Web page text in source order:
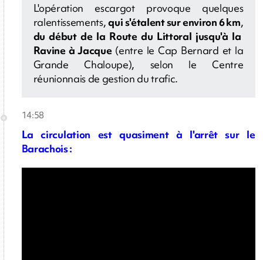
L'opération escargot provoque quelques
ralentissements,qui s'étalent sur environ 6 km,
du début de la Route du Littoral jusqu'à la
Ravine à Jacque(entre le Cap Bernard et la
Grande Chaloupe), selon le Centre
réunionnais de gestion du trafic.
14:58
La circulation est quasiment à l'arrêt sur le
Barachois :